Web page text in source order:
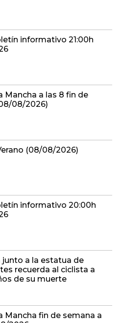
informativo 21:00h
Mancha a las 8 fin de
08/2026)
(08/08/2026)
informativo 20:00h
junto a la estatua de
recuerda al ciclista a
de su muerte
Mancha fin de semana a